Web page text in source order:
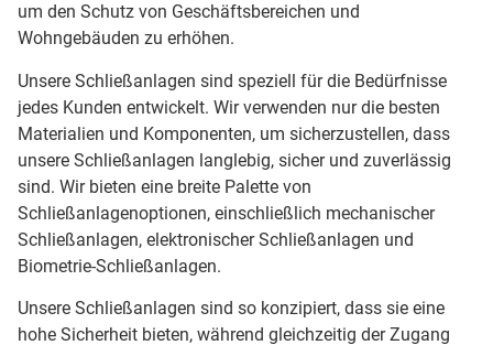
um den Schutz von Geschäftsbereichen und
Wohngebäuden zu erhöhen.
Unsere Schließanlagen sind speziell für die Bedürfnisse
jedes Kunden entwickelt. Wir verwenden nur die besten
Materialien und Komponenten, um sicherzustellen, dass
unsere Schließanlagen langlebig, sicher und zuverlässig
sind. Wir bieten eine breite Palette von
Schließanlagenoptionen, einschließlich mechanischer
Schließanlagen, elektronischer Schließanlagen und
Biometrie-Schließanlagen.
Unsere Schließanlagen sind so konzipiert, dass sie eine
hohe Sicherheit bieten, während gleichzeitig der Zugang